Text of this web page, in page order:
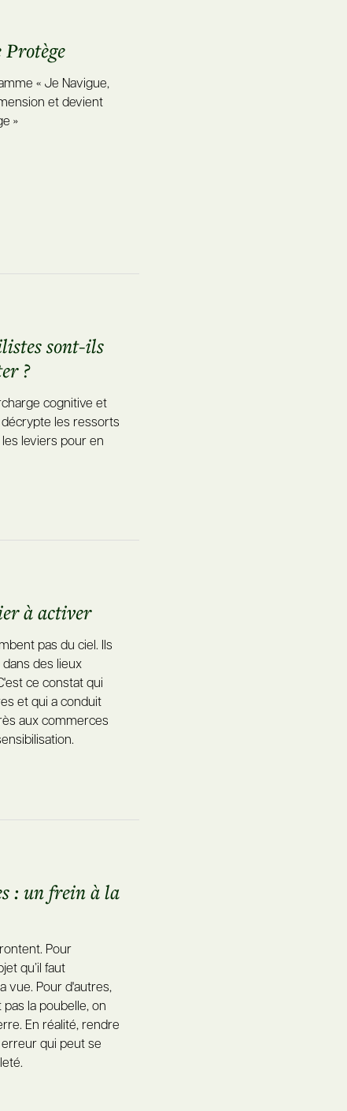
Protège
« Je Navigue,
et devient
»
sont-ils
?
cognitive et
les ressorts
leviers pour en
à activer
pas du ciel. Ils
des lieux
ce constat qui
et qui a conduit
aux commerces
: un frein à la
Pour
qu’il faut
vue. Pour d'autres,
pas la poubelle, on
En réalité, rendre
qui peut se